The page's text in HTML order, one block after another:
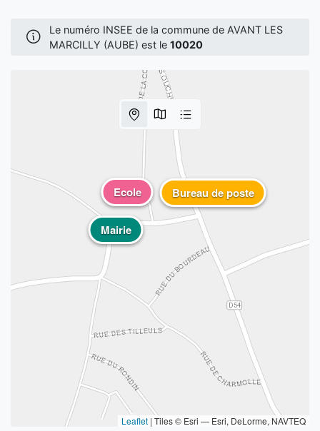
Le numéro INSEE de la commune de AVANT LES
MARCILLY (AUBE) est le 10020
Ecole Bureau de poste
Mairie
Leaflet | Tiles © Esri — Esri, DeLorme, NAVTEQ